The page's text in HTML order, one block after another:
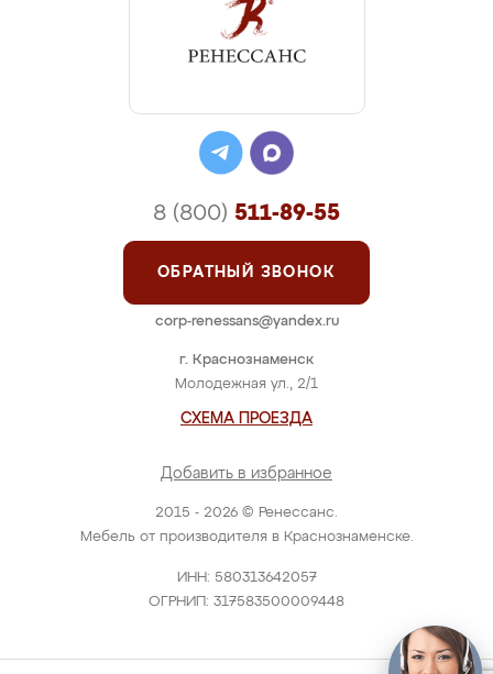
2015 - 2026 © Ренессанс.
Мебель от производителя в Краснознаменске.
ИНН: 580313642057
ОГРНИП: 317583500009448
г. Краснознаменск
Молодежная ул., 2/1
СХЕМА ПРОЕЗДА
Добавить в избранное
8 (800) 511-89-55
ОБРАТНЫЙ ЗВОНОК
corp-renessans@yandex.ru